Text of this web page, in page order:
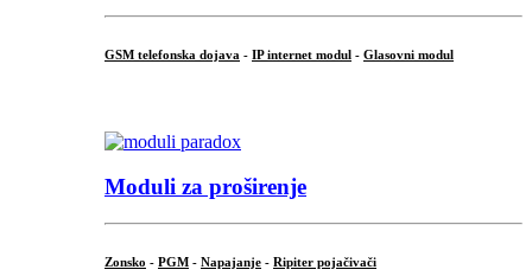
GSM telefonska dojava - IP internet modul - Glasovni modul
Moduli za proširenje
Zonsko - PGM - Napajanje - Ripiter pojačivači